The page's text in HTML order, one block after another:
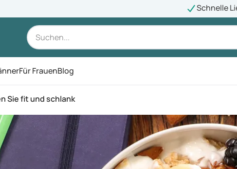
Schnelle
das Menü
Für FrauenBlog
Sie fit und schlank